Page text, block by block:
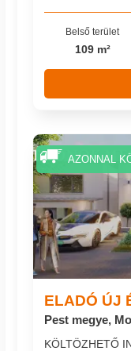
Belső terület
109 m²
ELADÓ ÚJ
Pest megye,
KÖLTÖZHETŐ
AZONNAL